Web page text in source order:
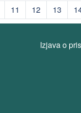
11 12 13
Izjava o